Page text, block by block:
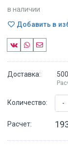
в наличии
Добавить в
Доставка:
Количество: -
Расчет: